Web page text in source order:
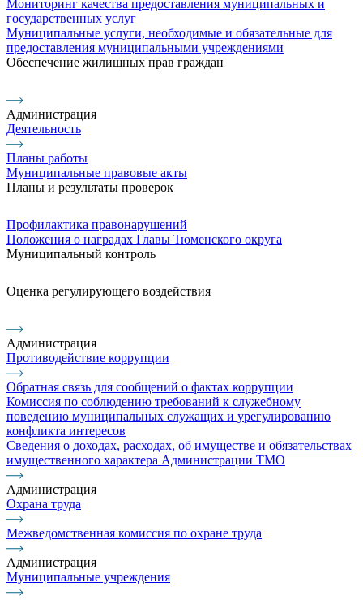
Мониторинг качества предоставления муниципальных и
государственных услуг
Муниципальные услуги, необходимые и обязательные для
предоставления муниципальными учреждениями
Обеспечение жилищных прав граждан
Администрация
Деятельность
Планы работы
Муниципальные правовые акты
Планы и результаты проверок
Профилактика правонарушений
Положения о наградах Главы Тюменского округа
Муниципальный контроль
Оценка регулирующего воздействия
Администрация
Противодействие коррупции
Обратная связь для сообщений о фактах коррупции
Комиссия по соблюдению требований к служебному
поведению муниципальных служащих и урегулированию
конфликта интересов
Сведения о доходах, расходах, об имуществе и обязательствах
имущественного характера Администрации ТМО
Администрация
Охрана труда
Межведомственная комиссия по охране труда
Администрация
Муниципальные учреждения